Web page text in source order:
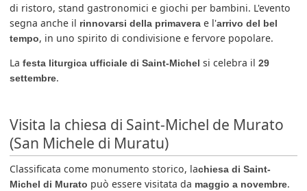
di ristoro, stand gastronomici e giochi per bambini. L'evento
segna anche il rinnovarsi della primavera e l'arrivo del bel
tempo, in uno spirito di condivisione e fervore popolare.
Lafesta liturgica ufficiale di Saint-Michel si celebra il29
settembre.
Visita la chiesa di Saint-Michel de Murato
(San Michele di Muratu)
Classificata come monumento storico, lachiesa di Saint-
Michel di Murato può essere visitata da maggio a novembre.